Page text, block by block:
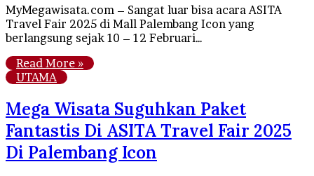
MyMegawisata.com – Sangat luar bisa acara ASITA
Travel Fair 2025 di Mall Palembang Icon yang
berlangsung sejak 10 – 12 Februari…
Read More »
UTAMA
Mega Wisata Suguhkan Paket
Fantastis Di ASITA Travel Fair 2025
Di Palembang Icon